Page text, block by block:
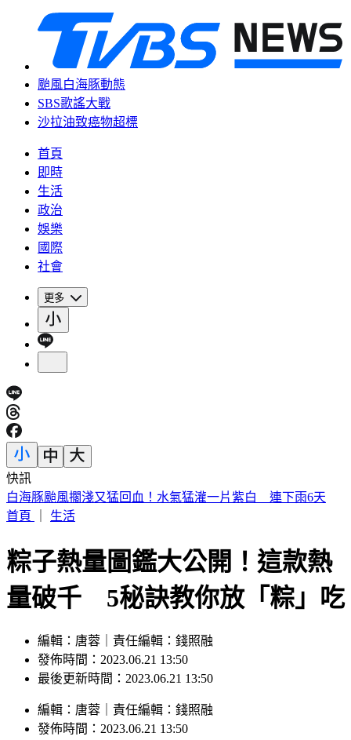
颱風白海豚動態
SBS歌謠大戰
沙拉油致癌物超標
首頁
即時
生活
政治
娛樂
國際
社會
更多
快訊
提醒國一新生守秩序！台中女師遭「掃把刺眼重傷」恐失明
首頁
生活
粽子熱量圖鑑大公開！這款熱
量破千 5秘訣教你放「粽」吃
編輯：唐蓉｜責任編輯：錢照融
發佈時間：2023.06.21 13:50
最後更新時間：2023.06.21 13:50
編輯 ： 唐蓉 責任編輯 ： 錢照融
發佈時間： 2023.06.21 13:50